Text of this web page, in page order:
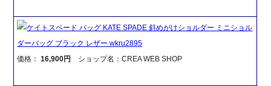
ケイトスペード バッグ KATE SPADE 斜めがけショルダー ミニショル
ダーバッグ ブラック レザー wkru2895
価格：16,900円 ショップ名：CREA WEB SHOP